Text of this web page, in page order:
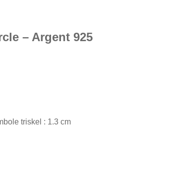
– Argent 925
triskel : 1.3 cm